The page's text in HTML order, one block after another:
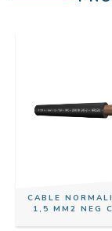
CABLE
1,5 MM2 NEG